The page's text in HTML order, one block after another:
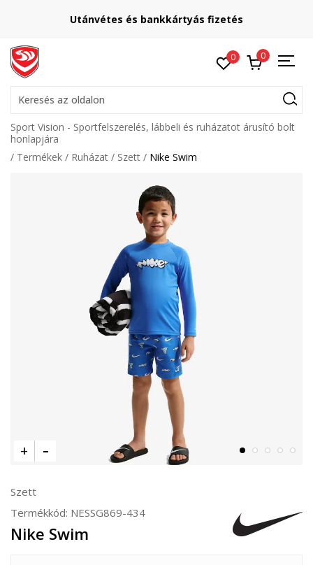
Utánvétes és bankkártyás fizetés
0 0
Keresés az oldalon
Sport Vision - Sportfelszerelés, lábbeli és ruházatot árusító bolt
honlapjára
Termékek
Ruházat Szett Nike Swim
Szett
Termékkód: NESSG869-434
Nike Swim